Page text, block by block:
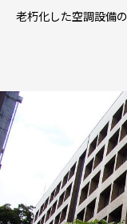
老朽化した空調設備